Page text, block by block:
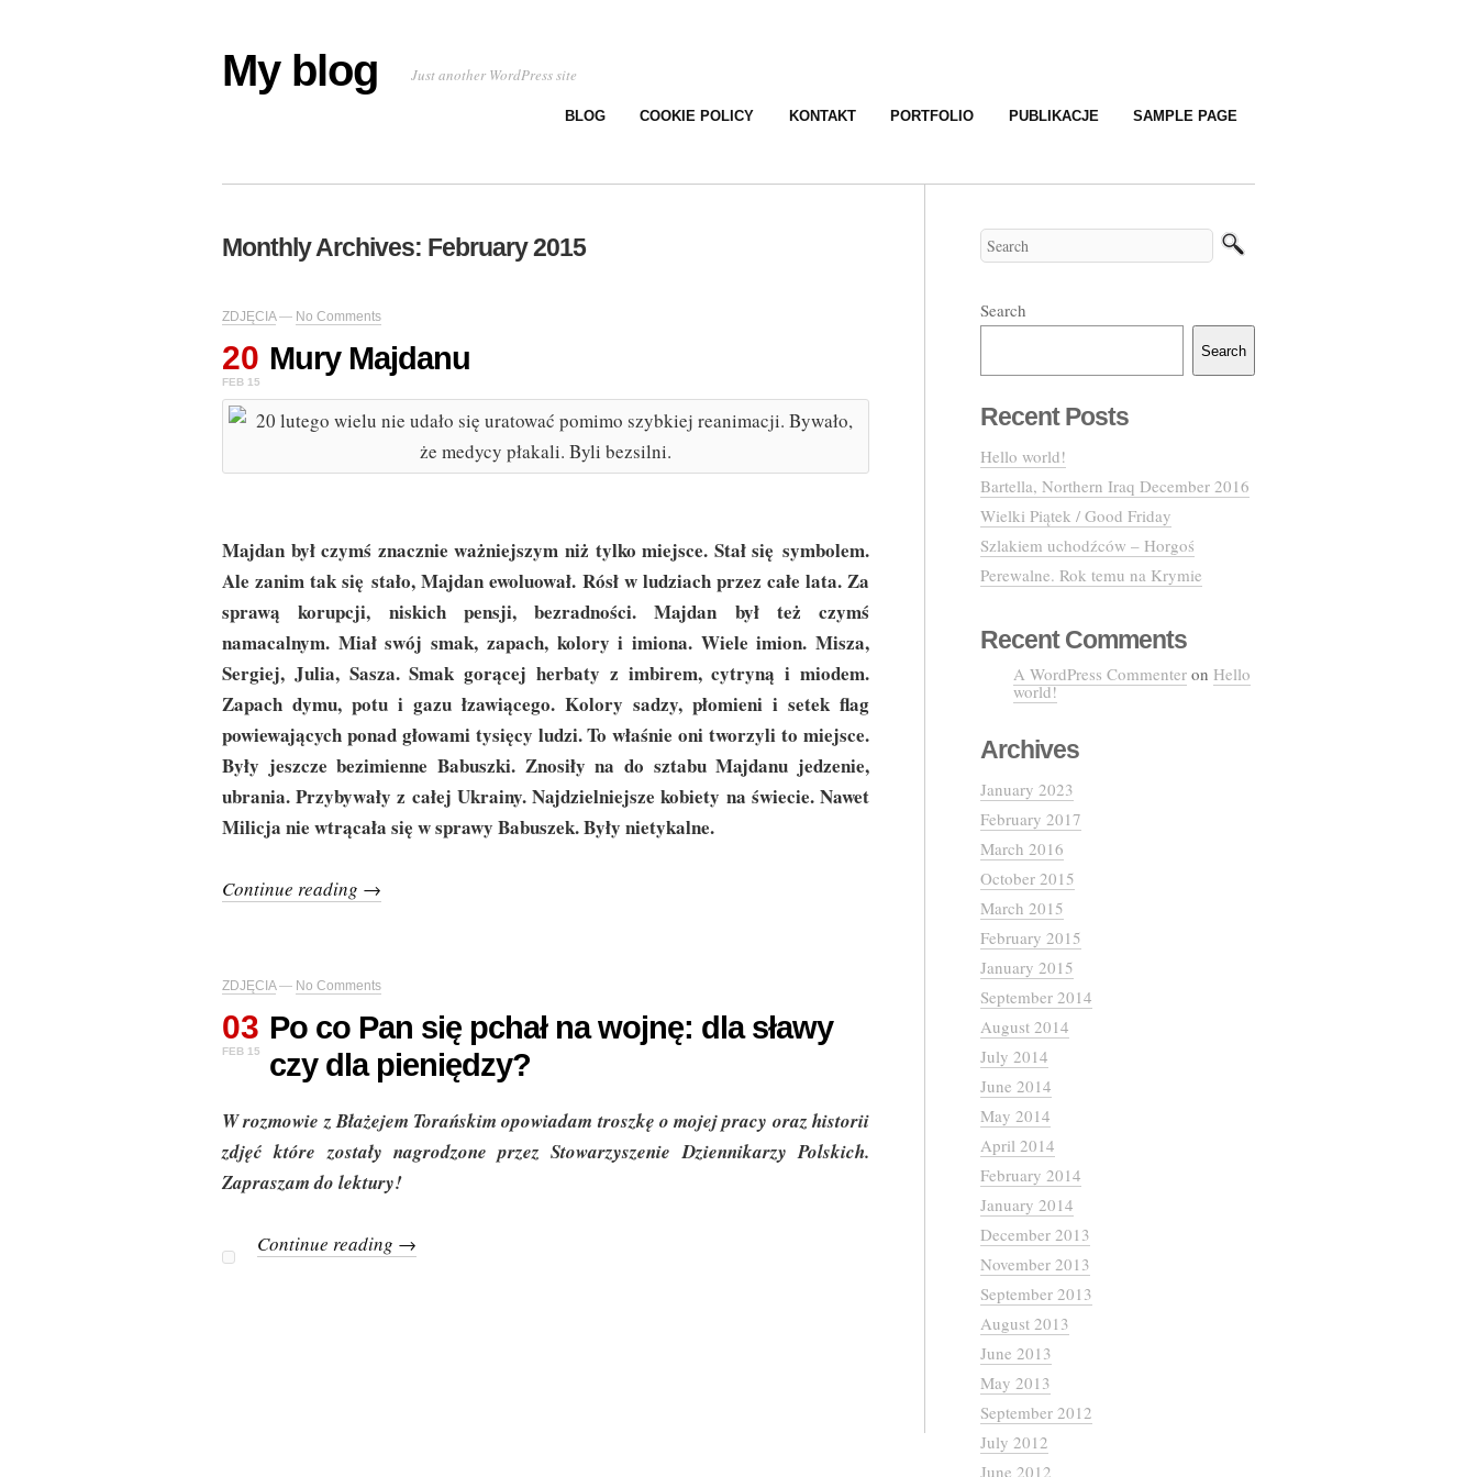
My blog Just another WordPress site
BLOG COOKIE POLICY KONTAKT PORTFOLIO PUBLIKACJE SAMPLE PAGE
Monthly Archives: February 2015
ZDJĘCIA— No Comments
20
FEB 15
Mury Majdanu
Majdan był czymś znacznie ważniejszym niż tylko miejsce. Stał się symbolem.
Ale zanim tak się stało, Majdan ewoluował. Rósł w ludziach przez całe lata. Za
sprawą korupcji, niskich pensji, bezradności. Majdan był też czymś
namacalnym. Miał swój smak, zapach, kolory i imiona. Wiele imion. Misza,
Sergiej, Julia, Sasza. Smak gorącej herbaty z imbirem, cytryną i miodem.
Zapach dymu, potu i gazu łzawiącego. Kolory sadzy, płomieni i setek flag
powiewających ponad głowami tysięcy ludzi. To właśnie oni tworzyli to miejsce.
Były jeszcze bezimienne Babuszki. Znosiły na do sztabu Majdanu jedzenie,
ubrania. Przybywały z całej Ukrainy. Najdzielniejsze kobiety na świecie. Nawet
Milicja nie wtrącała się w sprawy Babuszek. Były nietykalne.
Continue reading →
ZDJĘCIA— No Comments
03
FEB 15
Po co Pan się pchał na wojnę: dla sławy
czy dla pieniędzy?
W rozmowie z Błażejem Torańskim opowiadam troszkę o mojej pracy oraz historii
zdjęć które zostały nagrodzone przez Stowarzyszenie Dziennikarzy Polskich.
Zapraszam do lektury!
Continue reading →
Search
Search
Recent Posts
Hello world!
Bartella, Northern Iraq December 2016
Wielki Piątek / Good Friday
Szlakiem uchodźców – Horgoś
Perewalne. Rok temu na Krymie
Recent Comments
A WordPress Commenter on Hello
world!
Archives
January 2023
February 2017
March 2016
October 2015
March 2015
February 2015
January 2015
September 2014
August 2014
July 2014
June 2014
May 2014
April 2014
February 2014
January 2014
December 2013
November 2013
September 2013
August 2013
June 2013
May 2013
September 2012
July 2012
June 2012